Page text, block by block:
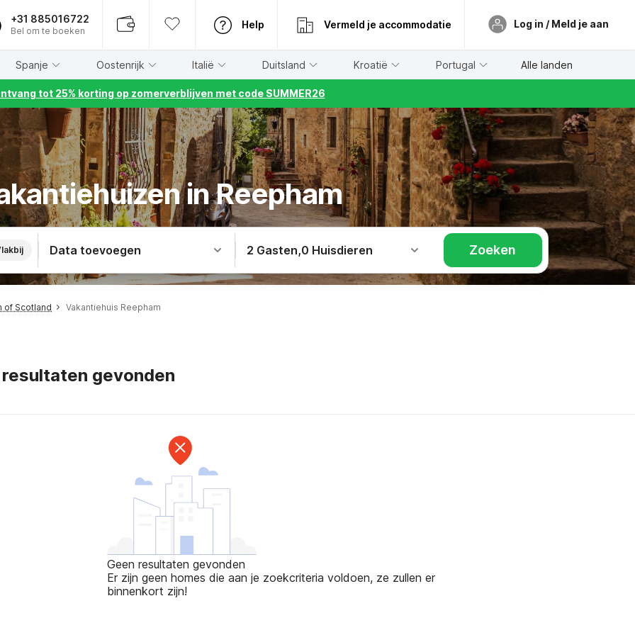
+31 885016722
Bel om te boeken
Help Vermeld je accommodatie Log in / Meld je aan
Spanje Oostenrijk Italië Duitsland Kroatië Portugal Alle landen
tot 25% korting op zomerverblijven met code SUMMER26
in Reepham
Data toevoegen 2 Gasten,0 Huisdieren Zoeken
of Scotland Vakantiehuis Reepham
resultaten gevonden
Geen resultaten gevonden
Er zijn geen homes die aan je zoekcriteria voldoen, ze zullen er
binnenkort zijn!